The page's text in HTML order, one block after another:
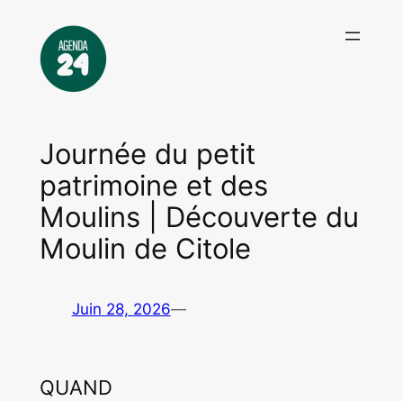
contenu
Journée du petit
patrimoine et des
Moulins | Découverte du
Moulin de Citole
Juin 28, 2026—
QUAND